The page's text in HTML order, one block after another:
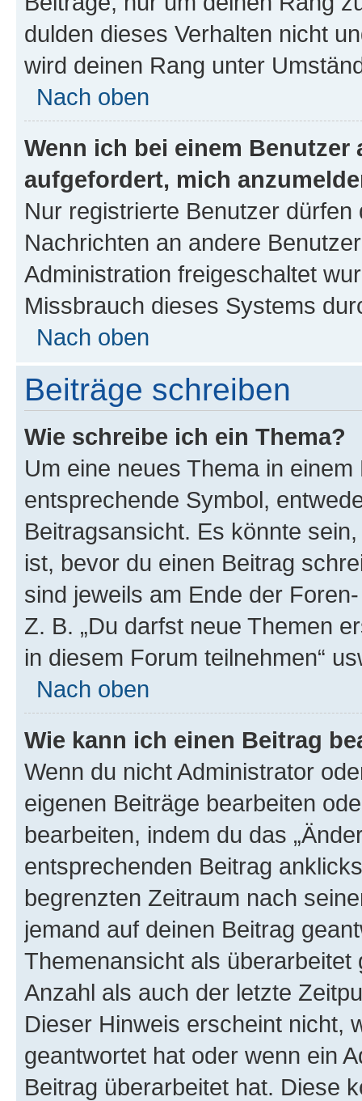
dulden dieses Verhalten nicht
wird deinen Rang unter
Nach oben
Wenn ich bei einem
aufgefordert, mich
Nur registrierte Benutzer
Nachrichten an andere
Administration freigeschaltet
Missbrauch dieses Systems
Nach oben
Beiträge schreiben
Wie schreibe ich ein Thema?
Um eine neues Thema in
entsprechende Symbol,
Beitragsansicht. Es könnte
ist, bevor du einen Beitrag
sind jeweils am Ende der
Z. B. „Du darfst neue Themen
in diesem Forum teilnehmen“
Nach oben
Wie kann ich einen Beitrag
Wenn du nicht Administrator
eigenen Beiträge bearbeiten
bearbeiten, indem du das
entsprechenden Beitrag
begrenzten Zeitraum nach
jemand auf deinen Beitrag
Themenansicht als
Anzahl als auch der letzte
Dieser Hinweis erscheint nicht,
geantwortet hat oder wenn ein
Beitrag überarbeitet hat. Diese